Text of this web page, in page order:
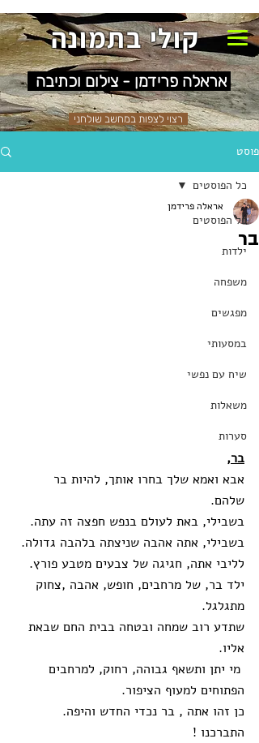
קולי בתמונה
אראלה פרידמן - צילום וכתיבה
רצוי לצפות במחשב שולחני
פוסט
כל הפוסטים
ילדות
משפחה
מפגשים
במסעותי
שיח עם נפשי
משאלות
סערות
כל הפוסטים
בר
אראלה פרידמן
בר,
אבא ואמא שלך בחרו אותך, להיות בר
שלהם.
בשבילי, באת לעולם בנפש חפצה זה עתה.
בשבילי, אתה אהבה שניצתה בלהבה גדולה.
לליבי אתה, חגיגה של צבעים מטבע פורץ.
ילד בר, של מרחבים, חופש, אהבה ,צחוק
מתגלגל.
שתדע רוב שמחה ובטחה בבית החם שבאת
אליו.
מי יתן ותשאף גבוהה, רחוק, למרחבים
הפתוחים למעוף הציפור.
כן זהו אתה , בר נכדי החדש והיפה.
התברכנו !